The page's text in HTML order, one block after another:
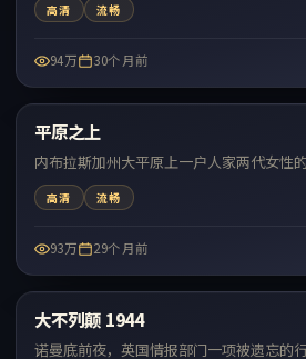
高清 流畅
94万 30个月前
热门
平原之上
内布拉斯加州大平原上一户人家两代女性的
高清 流畅
93万 29个月前
热门
大不列颠 1944
诺曼底前夜，英国情报部门一项被遗忘的行